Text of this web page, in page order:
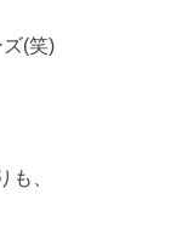
(笑)
、